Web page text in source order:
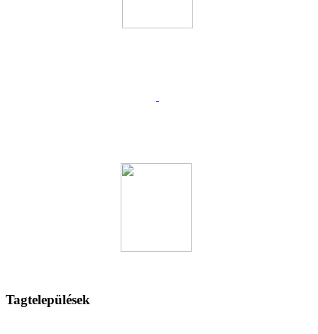
Tagtelepülések